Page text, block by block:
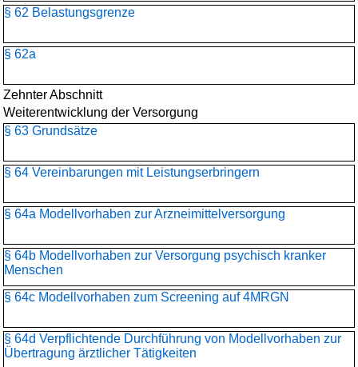
§ 62 Belastungsgrenze
§ 62a
Zehnter Abschnitt
Weiterentwicklung der Versorgung
§ 63 Grundsätze
§ 64 Vereinbarungen mit Leistungserbringern
§ 64a Modellvorhaben zur Arzneimittelversorgung
§ 64b Modellvorhaben zur Versorgung psychisch kranker
Menschen
§ 64c Modellvorhaben zum Screening auf 4MRGN
§ 64d Verpflichtende Durchführung von Modellvorhaben zur
Übertragung ärztlicher Tätigkeiten